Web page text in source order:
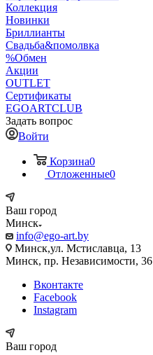
Коллекция
Новинки
Бриллианты
Свадьба&помолвка
%Обмен
Акции
OUTLET
Сертификаты
EGOARTCLUB
Задать вопрос
Войти
Корзина0
Отложенные0
Ваш город
Минск
info@ego-art.by
Минск,ул. Мстиславца, 13
Минск, пр. Независимости, 36
Вконтакте
Facebook
Instagram
Ваш город